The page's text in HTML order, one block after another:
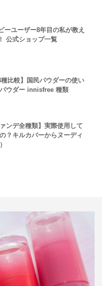
ーユーザー8年目の私が教え
公式ショップ一覧
種比較】国民パウダーの使い
ウダー innisfree 種類
ンデ全種類】実際使用して
？キルカバーからヌーディ